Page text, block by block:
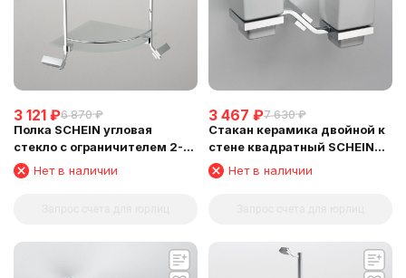
3 121 ₽6 870 ₽
Полка SCHEIN угловая
стекло с ограничителем 2-
этажная (NL1212B)
Нет в наличии
3 467 ₽7 630 ₽
Стакан керамика двойной к
стене квадратный SCHEIN
(124CS)Нет в наличии